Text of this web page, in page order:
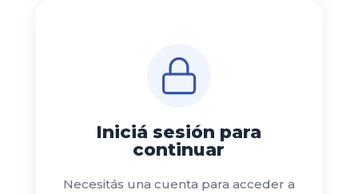
Iniciá sesión para
continuar
Necesitás una cuenta para acceder a